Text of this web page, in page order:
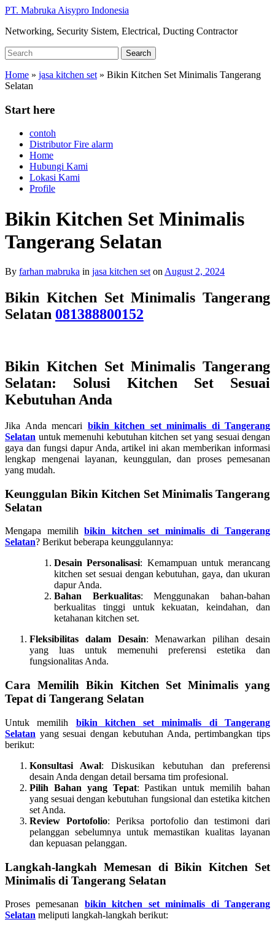
Skip
main
PT. Mabruka Aisypro Indonesia
Networking, Security Sistem, Electrical, Ducting Contractor
Search
for:
Search
Home » jasa kitchen set » Bikin Kitchen Set Minimalis Tangerang
Selatan
Start here
contoh
Distributor Fire alarm
Home
Hubungi Kami
Lokasi Kami
Profile
Bikin Kitchen Set Minimalis
Tangerang Selatan
By farhan mabruka in jasa kitchen set on August 2, 2024
Bikin Kitchen Set Minimalis Tangerang
Selatan 081388800152
Bikin Kitchen Set Minimalis Tangerang
Selatan: Solusi Kitchen Set Sesuai
Kebutuhan Anda
Jika Anda mencari bikin kitchen set minimalis di Tangerang
Selatan untuk memenuhi kebutuhan kitchen set yang sesuai dengan
gaya dan fungsi dapur Anda, artikel ini akan memberikan informasi
lengkap mengenai layanan, keunggulan, dan proses pemesanan
yang mudah.
Keunggulan Bikin Kitchen Set Minimalis Tangerang
Selatan
Mengapa memilihbikin kitchen set minimalis di Tangerang
Selatan? Berikut beberapa keunggulannya:
Desain Personalisasi: Kemampuan untuk merancang
kitchen set sesuai dengan kebutuhan, gaya, dan ukuran
dapur Anda.
Bahan Berkualitas: Menggunakan bahan-bahan
berkualitas tinggi untuk kekuatan, keindahan, dan
ketahanan kitchen set.
Fleksibilitas dalam Desain: Menawarkan pilihan desain
yang luas untuk memenuhi preferensi estetika dan
fungsionalitas Anda.
Cara Memilih Bikin Kitchen Set Minimalis yang
Tepat di Tangerang Selatan
Untuk memilih bikin kitchen set minimalis di Tangerang
Selatan yang sesuai dengan kebutuhan Anda, pertimbangkan tips
berikut:
Konsultasi Awal: Diskusikan kebutuhan dan preferensi
desain Anda dengan detail bersama tim profesional.
Pilih Bahan yang Tepat: Pastikan untuk memilih bahan
yang sesuai dengan kebutuhan fungsional dan estetika kitchen
set Anda.
Review Portofolio: Periksa portofolio dan testimoni dari
pelanggan sebelumnya untuk memastikan kualitas layanan
dan kepuasan pelanggan.
Langkah-langkah Memesan di Bikin Kitchen Set
Minimalis di Tangerang Selatan
Proses pemesanan bikin kitchen set minimalis di Tangerang
Selatan meliputi langkah-langkah berikut: